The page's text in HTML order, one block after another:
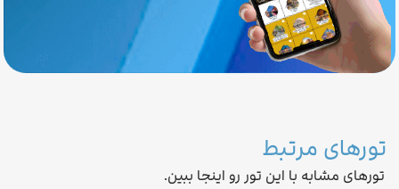
تورهای مرتبط
تورهای مشابه با این تور رو اینجا ببین.